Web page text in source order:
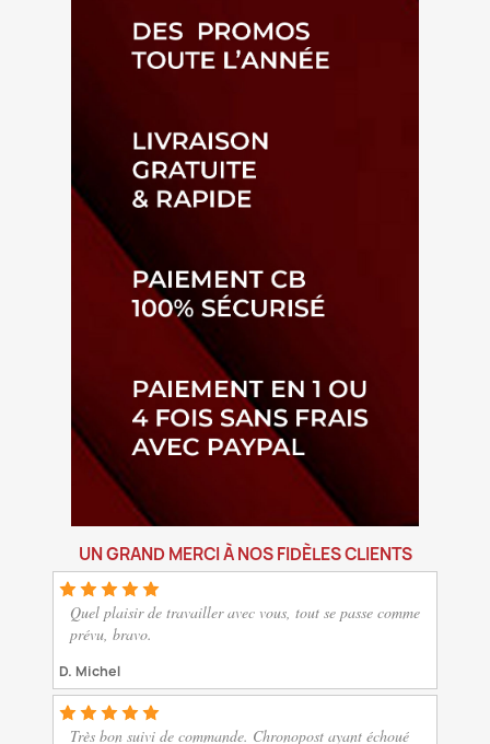
UN GRAND MERCI À NOS FIDÈLES CLIENTS
Quel plaisir de travailler avec vous, tout se passe comme
prévu, bravo.
D. Michel
Très bon suivi de commande. Chronopost ayant échoué